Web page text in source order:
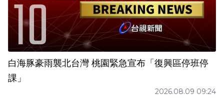
白海豚豪雨襲北台灣 桃園緊急宣布「復興區停班停
課」
2026.08.09 09:24